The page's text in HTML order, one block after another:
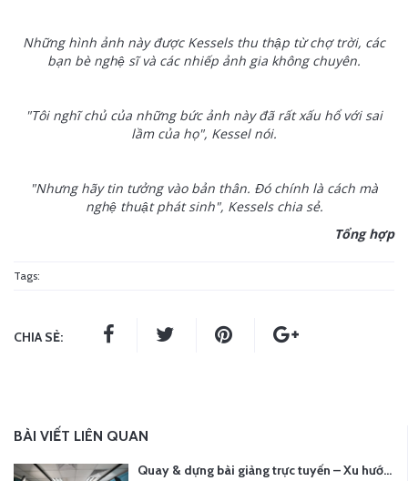
Những hình ảnh này được Kessels thu thập từ chợ trời, các
bạn bè nghệ sĩ và các nhiếp ảnh gia không chuyên.
"Tôi nghĩ chủ của những bức ảnh này đã rất xấu hổ với sai
lầm của họ", Kessel nói.
"Nhưng hãy tin tưởng vào bản thân. Đó chính là cách mà
nghệ thuật phát sinh", Kessels chia sẻ.
Tổng hợp
Tags:
CHIA SẺ:
BÀI VIẾT LIÊN QUAN
Quay & dựng bài giảng trực tuyến – Xu hướng đào tạo thời đại số